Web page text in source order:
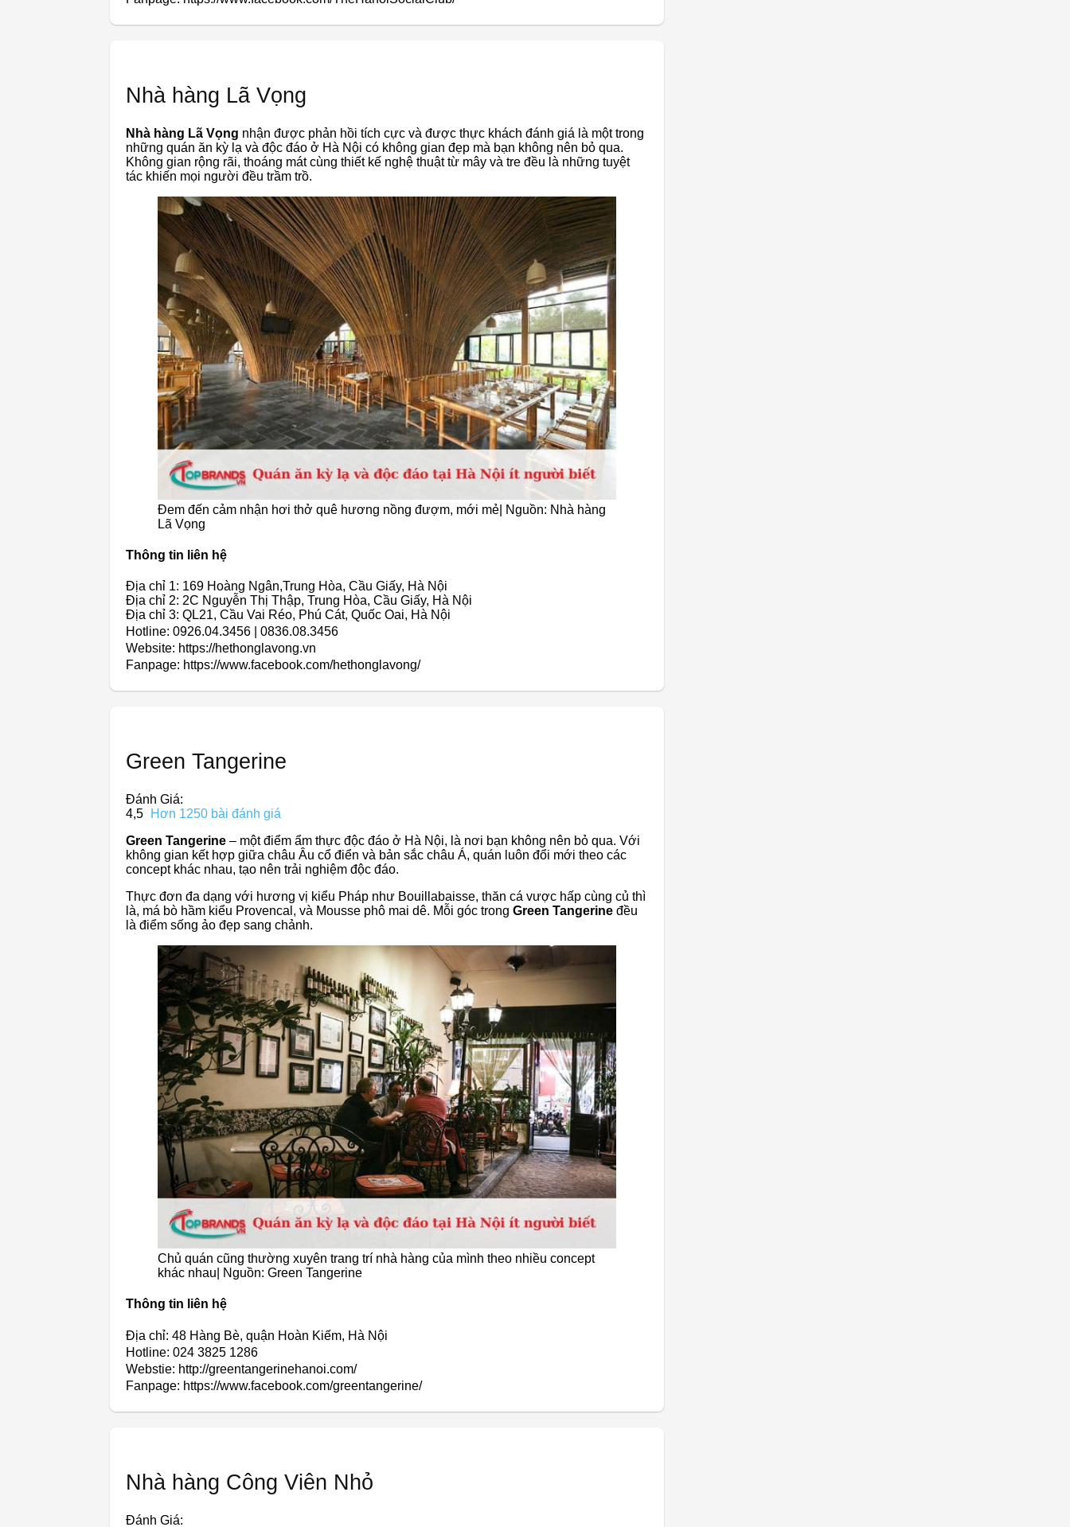
Nhà hàng Lã Vọng
Nhà hàng Lã Vọng nhận được phản hồi tích cực và được thực khách đánh giá là một trong
những quán ăn kỳ lạ và độc đáo ở Hà Nội có không gian đẹp mà bạn không nên bỏ qua.
Không gian rộng rãi, thoáng mát cùng thiết kế nghệ thuật từ mây và tre đều là những tuyệt
tác khiến mọi người đều trầm trồ.
Đem đến cảm nhận hơi thở quê hương nồng đượm, mới mẻ| Nguồn: Nhà hàng
Lã Vọng
Thông tin liên hệ
Địa chỉ 1: 169 Hoàng Ngân,Trung Hòa, Cầu Giấy, Hà Nội
Địa chỉ 2: 2C Nguyễn Thị Thập, Trung Hòa, Cầu Giấy, Hà Nội
Địa chỉ 3: QL21, Cầu Vai Réo, Phú Cát, Quốc Oai, Hà Nội
Hotline: 0926.04.3456 | 0836.08.3456
Website: https://hethonglavong.vn
Fanpage: https://www.facebook.com/hethonglavong/
Green Tangerine
Đánh Giá:
4,5
Hơn 1250 bài đánh giá
Green Tangerine – một điểm ẩm thực độc đáo ở Hà Nội, là nơi bạn không nên bỏ qua. Với
không gian kết hợp giữa châu Âu cổ điển và bản sắc châu Á, quán luôn đổi mới theo các
concept khác nhau, tạo nên trải nghiệm độc đáo.
Thực đơn đa dạng với hương vị kiểu Pháp như Bouillabaisse, thăn cá vược hấp cùng củ thì
là, má bò hầm kiểu Provencal, và Mousse phô mai dê. Mỗi góc trong Green Tangerine đều
là điểm sống ảo đẹp sang chảnh.
Chủ quán cũng thường xuyên trang trí nhà hàng của mình theo nhiều concept
khác nhau| Nguồn: Green Tangerine
Thông tin liên hệ
Địa chỉ: 48 Hàng Bè, quận Hoàn Kiếm, Hà Nội
Hotline: 024 3825 1286
Webstie: http://greentangerinehanoi.com/
Fanpage: https://www.facebook.com/greentangerine/
Nhà hàng Công Viên Nhỏ
Đánh Giá: